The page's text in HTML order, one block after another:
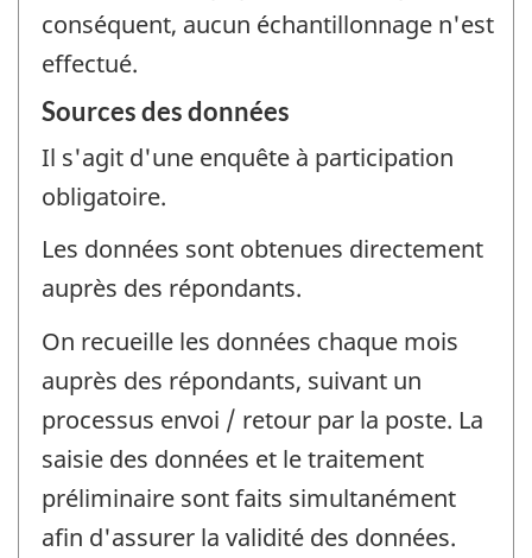
conséquent, aucun échantillonnage n'est
effectué.
Sources des données
Il s'agit d'une enquête à participation
obligatoire.
Les données sont obtenues directement
auprès des répondants.
On recueille les données chaque mois
auprès des répondants, suivant un
processus envoi / retour par la poste. La
saisie des données et le traitement
préliminaire sont faits simultanément
afin d'assurer la validité des données.